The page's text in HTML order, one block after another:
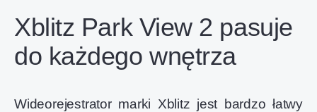
Xblitz Park View 2 pasuje
do każdego wnętrza
Wideorejestrator marki Xblitz jest bardzo łatwy